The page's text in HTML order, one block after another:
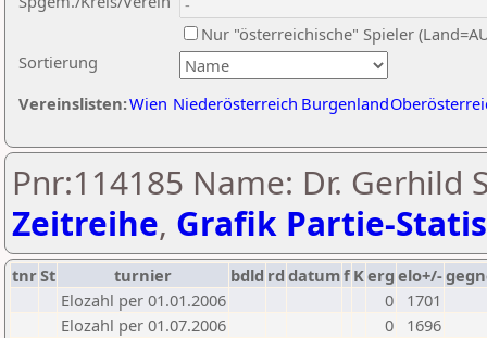
Sortierung
Nur "österreichische" Spieler
Vereinslisten:Wien Niederösterreich Burgenland
Pnr:114185 Name: Dr. Gerhild
Zeitreihe, Grafik Partie-
tnrSt turnier bdld rd datumf Kerg elo+/-
Elozahl per 01.01.2006
0
1701
Elozahl per 01.07.2006
0
1696